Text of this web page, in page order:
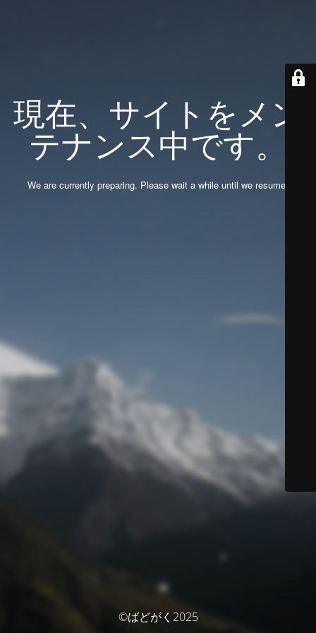
現在、サイトをメン
テナンス中です。
We are currently preparing. Please wait a while until we resume.
©ばどがく2025